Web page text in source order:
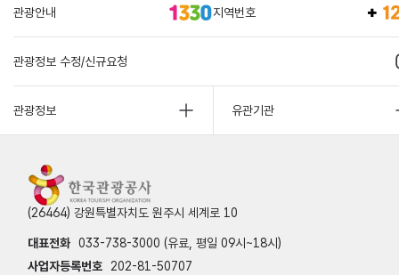
관광안내 지역번호
관광정보 수정/신규요청
관광정보 유관기관
(26464) 강원특별자치도 원주시 세계로 10
대표전화 033-738-3000 (유료, 평일 09시~18시)
사업자등록번호 202-81-50707